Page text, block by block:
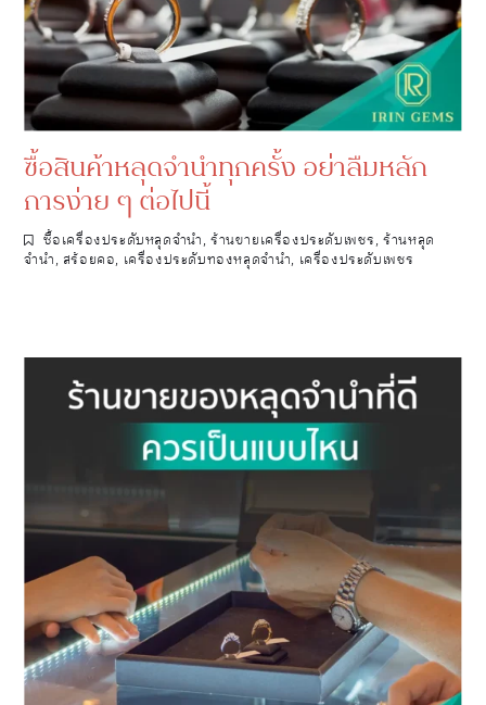
ซื้อสินค้าหลุดจำนำทุกครั้ง อย่าลืมหลัก
การง่าย ๆ ต่อไปนี้
ซื้อเครื่องประดับหลุดจำนำ,ร้านขายเครื่องประดับเพชร,ร้านหลุด
จำนำ, สร้อยคอ, เครื่องประดับทองหลุดจำนำ, เครื่องประดับเพชร